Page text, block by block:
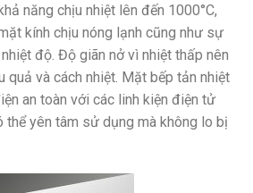
năng chịu nhiệt lên đến 1000°C,
kính chịu nóng lạnh cũng như sự
độ. Độ giãn nở vì nhiệt thấp nên
quả và cách nhiệt. Mặt bếp tản nhiệt
an toàn với các linh kiện điện tử
thể yên tâm sử dụng mà không lo bị